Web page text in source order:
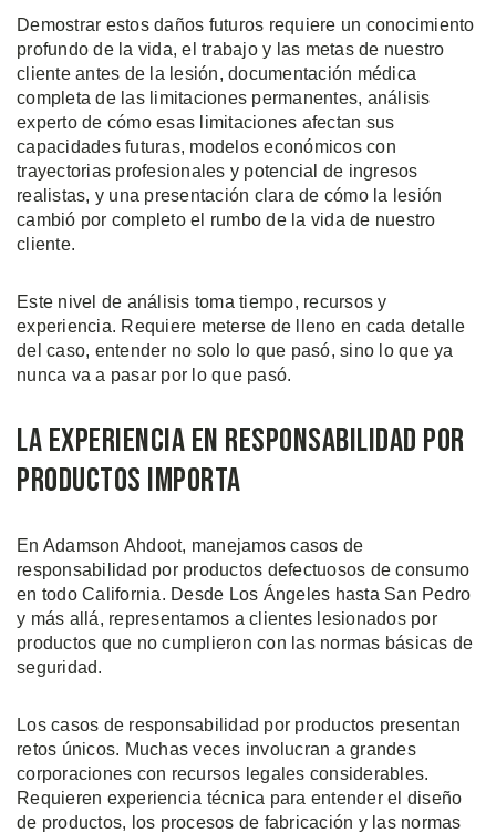
Demostrar estos daños futuros requiere un conocimiento
profundo de la vida, el trabajo y las metas de nuestro
cliente antes de la lesión, documentación médica
completa de las limitaciones permanentes, análisis
experto de cómo esas limitaciones afectan sus
capacidades futuras, modelos económicos con
trayectorias profesionales y potencial de ingresos
realistas, y una presentación clara de cómo la lesión
cambió por completo el rumbo de la vida de nuestro
cliente.
Este nivel de análisis toma tiempo, recursos y
experiencia. Requiere meterse de lleno en cada detalle
del caso, entender no solo lo que pasó, sino lo que ya
nunca va a pasar por lo que pasó.
La Experiencia en Responsabilidad por
Productos Importa
En Adamson Ahdoot, manejamos casos de
responsabilidad por productos defectuosos de consumo
en todo California. Desde Los Ángeles hasta San Pedro
y más allá, representamos a clientes lesionados por
productos que no cumplieron con las normas básicas de
seguridad.
Los casos de responsabilidad por productos presentan
retos únicos. Muchas veces involucran a grandes
corporaciones con recursos legales considerables.
Requieren experiencia técnica para entender el diseño
de productos, los procesos de fabricación y las normas